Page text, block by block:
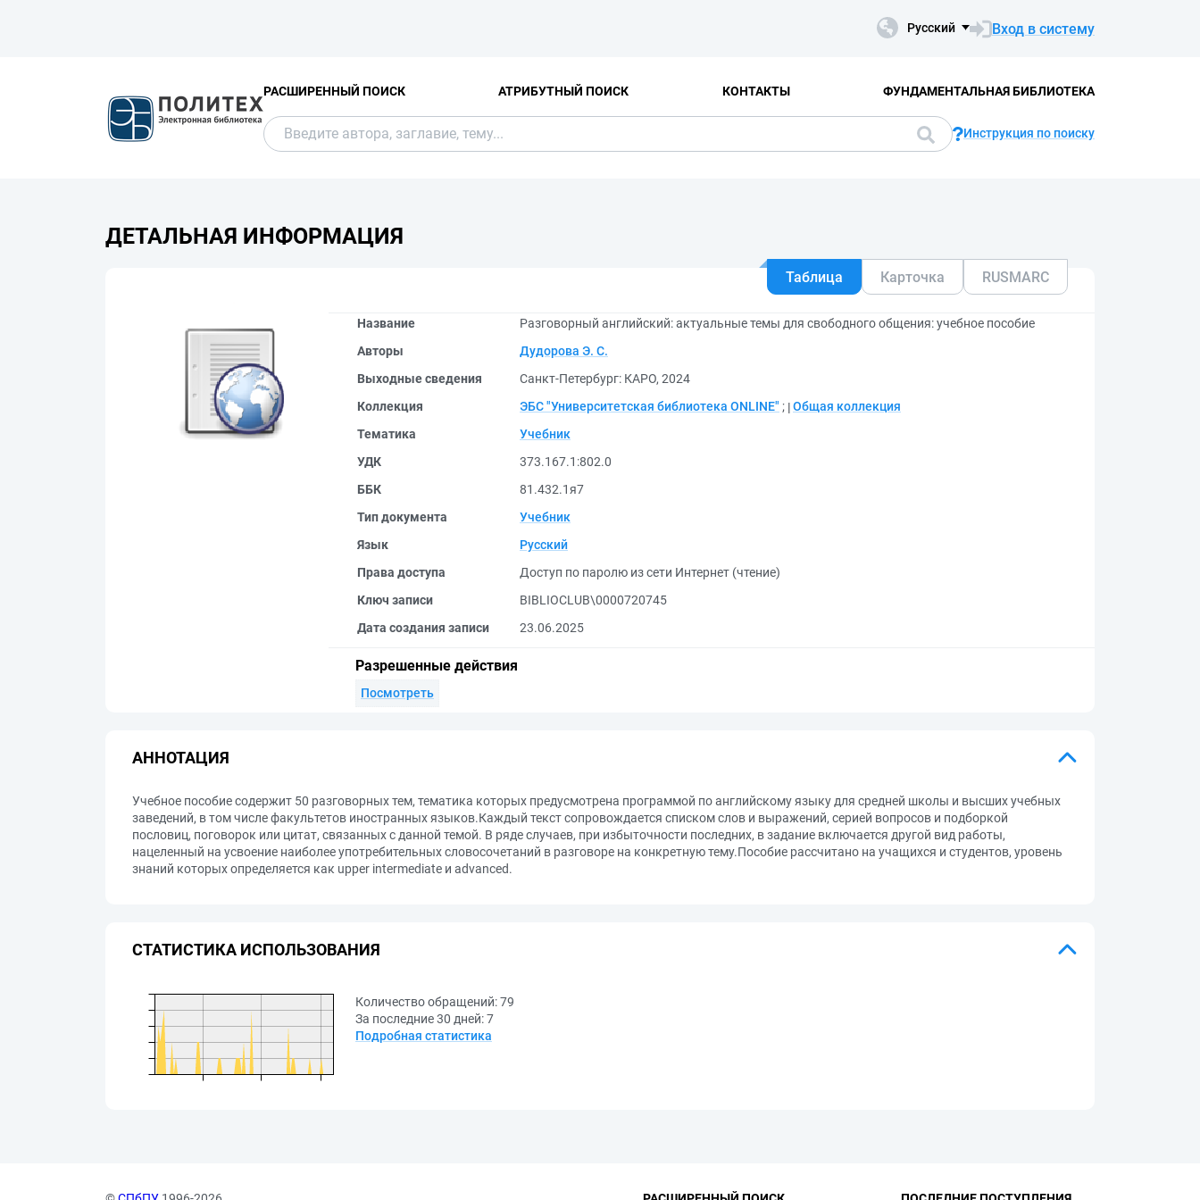
Русский Вход в систему
РАСШИРЕННЫЙ ПОИСК АТРИБУТНЫЙ ПОИСК КОНТАКТЫ ФУНДАМЕНТАЛЬНАЯ БИБЛИОТЕКА
Инструкция по поиску
ДЕТАЛЬНАЯ ИНФОРМАЦИЯ
Таблица Карточка RUSMARC
Название
Разговорный английский: актуальные темы для свободного общения: учебное пособие
Авторы
Дудорова Э. С.
Выходные сведения
Санкт-Петербург: КАРО, 2024
Коллекция
ЭБС "Университетская библиотека ONLINE" ; Общая коллекция
Тематика
Учебник
УДК
373.167.1:802.0
ББК
81.432.1я7
Тип документа
Учебник
Язык
Русский
Права доступа
Доступ по паролю из сети Интернет (чтение)
Ключ записи
BIBLIOCLUB\0000720745
Дата создания записи
23.06.2025
Разрешенные действия
Посмотреть
АННОТАЦИЯ
Учебное пособие содержит 50 разговорных тем, тематика которых предусмотрена программой по английскому языку для средней школы и высших учебных
заведений, в том числе факультетов иностранных языков.Каждый текст сопровождается списком слов и выражений, серией вопросов и подборкой
пословиц, поговорок или цитат, связанных с данной темой. В ряде случаев, при избыточности последних, в задание включается другой вид работы,
нацеленный на усвоение наиболее употребительных словосочетаний в разговоре на конкретную тему.Пособие рассчитано на учащихся и студентов, уровень
знаний которых определяется как upper intermediate и advanced.
СТАТИСТИКА ИСПОЛЬЗОВАНИЯ
Количество обращений:79
За последние 30 дней:7
Подробная статистика